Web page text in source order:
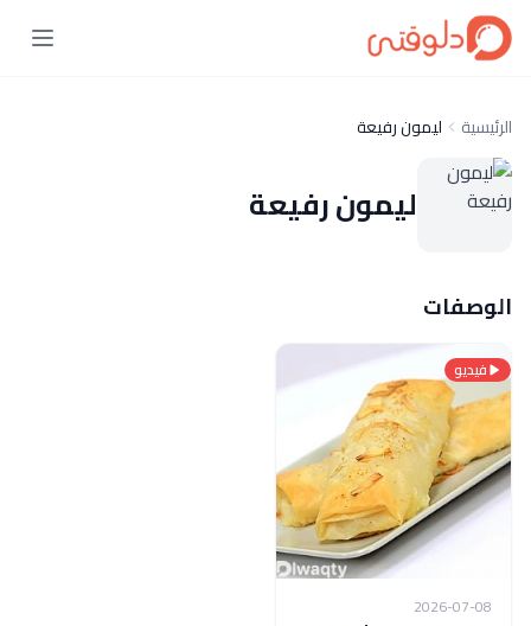
الرئيسية ليمون رفيعة
ليمون رفيعة
الوصفات
فيديو
2026-07-08